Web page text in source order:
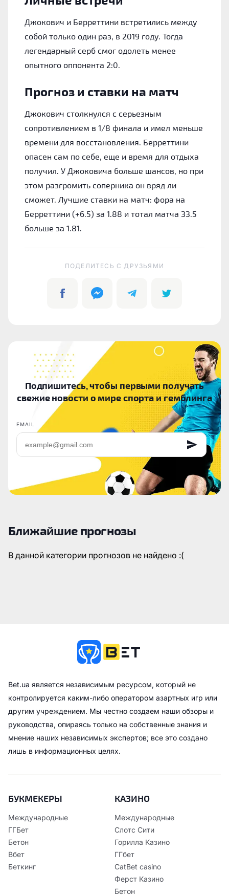
Джокович и Берреттини встретились между
собой только один раз, в 2019 году. Тогда
легендарный серб смог одолеть менее
опытного оппонента 2:0.
Прогноз и ставки на матч
Джокович столкнулся с серьезным
сопротивлением в 1/8 финала и имел меньше
времени для восстановления. Берреттини
опасен сам по себе, еще и время для отдыха
получил. У Джоковича больше шансов, но при
этом разгромить соперника он вряд ли
сможет. Лучшие ставки на матч: фора на
Берреттини (+6.5) за 1.88 и тотал матча 33.5
больше за 1.81.
ПОДЕЛИТЕСЬ C ДРУЗЬЯМИ
Подпишитесь, чтобы первыми получать
свежие новости о мире спорта и гемблинга
EMAIL
Ближайшие прогнозы
В данной категории прогнозов не найдено :(
Bet.ua является независимым ресурсом, который не
контролируется каким-либо оператором азартных игр или
другим учреждением. Мы честно создаем наши обзоры и
руководства, опираясь только на собственные знания и
мнение наших независимых экспертов; все это создано
лишь в информационных целях.
БУКМЕКЕРЫ
Международные
ГГБет
Бетон
Вбет
Беткинг
КАЗИНО
Международные
Слотс Сити
Горилла Казино
ГГбет
CatBet casino
Ферст Казино
Бетон